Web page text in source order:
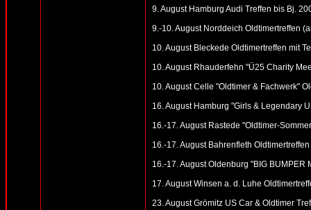
9. August Hamburg Audi Treffen bis Bj.
9.-10. August Norddeich Oldtimertreffen
10. August Bleckede Oldtimertreffen mit
10. August Rhauderfehn "Ü25 Charity
10. August Celle "Oldtimer & Fachwerk"
16. August Hamburg "Girls & Legendary
16.-17. August Rastede "Oldtimer-
16.-17. August Bahrenfleth
16.-17. August Oldenburg "BIG BUMPER
17. August Winsen a. d. Luhe
23. August Grömitz US Car & Oldtimer